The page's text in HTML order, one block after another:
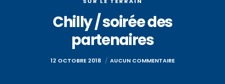
Chilly / soirée des
partenaires
12 OCTOBRE 2018 AUCUN COMMENTAIRE